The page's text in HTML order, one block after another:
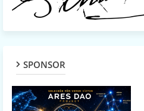
SPONSOR